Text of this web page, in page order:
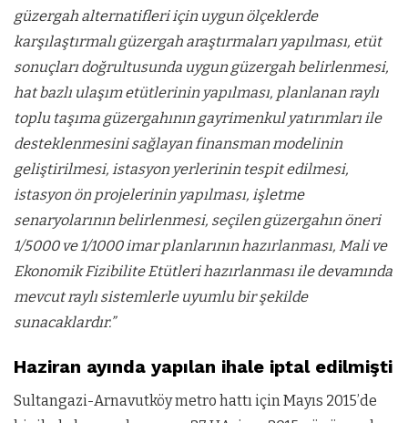
güzergah alternatifleri için uygun ölçeklerde
karşılaştırmalı güzergah araştırmaları yapılması, etüt
sonuçları doğrultusunda uygun güzergah belirlenmesi,
hat bazlı ulaşım etütlerinin yapılması, planlanan raylı
toplu taşıma güzergahının gayrimenkul yatırımları ile
desteklenmesini sağlayan finansman modelinin
geliştirilmesi, istasyon yerlerinin tespit edilmesi,
istasyon ön projelerinin yapılması, işletme
senaryolarının belirlenmesi, seçilen güzergahın öneri
1/5000 ve 1/1000 imar planlarının hazırlanması, Mali ve
Ekonomik Fizibilite Etütleri hazırlanması ile devamında
mevcut raylı sistemlerle uyumlu bir şekilde
sunacaklardır.”
Haziran ayında yapılan ihale iptal edilmişti
Sultangazi-Arnavutköy metro hattı için Mayıs 2015’de